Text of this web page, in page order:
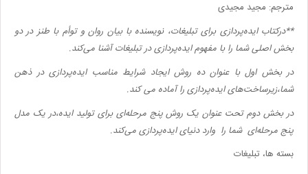
مترجم: مجید مجیدی
**درکتاب ایده‌پردازی برای تبلیغات، نویسنده با بیان روان و توأم با طنز در دو
بخش اصلی شما را با مفهوم ایده‌پردازی در تبلیغات آشنا می‌کند.
در بخش اول با عنوان ده روش ایجاد شرایط مناسب ایده‌پردازی در ذهن
شما،‌زیرساخت‌های ایده‌پردازی را آماده می کند.
در بخش دوم تحت عنوان یک روش پنج مرحله‌ای برای تولید ایده،‌در یک مدل
پنج مرحله‌ای شما را وارد دنیای ایده‌پردازی می‌کند.
بسته ها، تبلیغات